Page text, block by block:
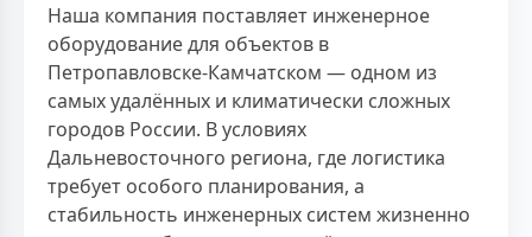
Наша компания поставляет инженерное
оборудование для объектов в
Петропавловске-Камчатском — одном из
самых удалённых и климатически сложных
городов России. В условиях
Дальневосточного региона, где логистика
требует особого планирования, а
стабильность инженерных систем жизненно